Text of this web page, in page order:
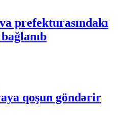
prefekturasındakı
qoşun göndərir